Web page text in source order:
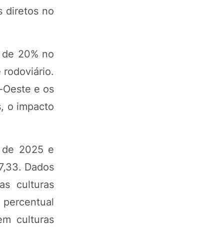
diretos no
20% no
rodoviário.
e os
o impacto
de 2025 e
Dados
culturas
culturas